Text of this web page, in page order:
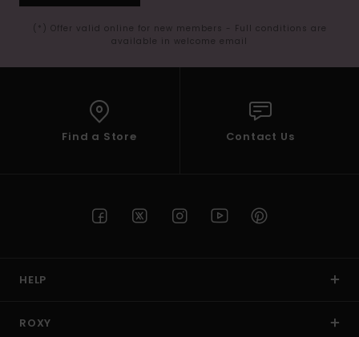
(*) Offer valid online for new members - Full conditions are
available in welcome email
Find a Store Contact Us
HELP
ROXY